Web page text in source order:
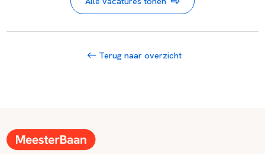
Terug naar overzicht